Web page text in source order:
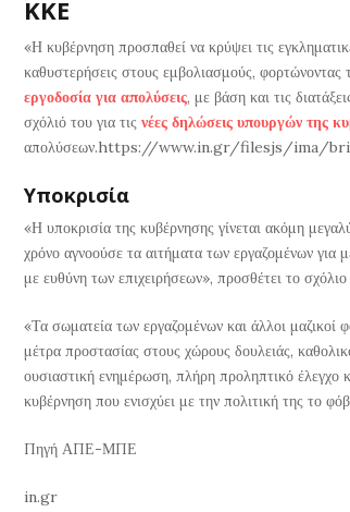
ΚΚΕ
«Η κυβέρνηση προσπαθεί να κρύψει τις
καθυστερήσεις στους εμβολιασμούς, φορτώνοντας
εργοδοσία για απολύσεις, με βάση και τις
σχόλιό του για τις νέες δηλώσεις υπουργών της
απολύσεων.https://www.in.gr/filesjs/ima/
Υποκρισία
«Η υποκρισία της κυβέρνησης γίνεται ακόμη
χρόνο αγνοούσε τα αιτήματα των εργαζομένων για
με ευθύνη των επιχειρήσεων», προσθέτει το
«Τα σωματεία των εργαζομένων και άλλοι μαζικοί
μέτρα προστασίας στους χώρους δουλειάς,
ουσιαστική ενημέρωση, πλήρη προληπτικό έλεγχο
κυβέρνηση που ενισχύει με την πολιτική της το
Πηγή ΑΠΕ-ΜΠΕ
in.gr